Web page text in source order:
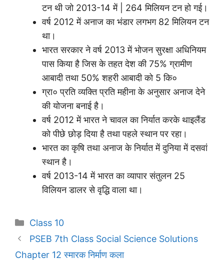
टन थी जो 2013-14 में | 264 मिलियन टन हो गई।
वर्ष 2012 में अनाज का भंडार लगभग 82 मिलियन टन
था।
भारत सरकार ने वर्ष 2013 में भोजन सुरक्षा अधिनियम
पास किया है जिस के तहत देश की 75% ग्रामीण
आबादी तथा 50% शहरी आबादी को 5 कि०
ग्रा० प्रति व्यक्ति प्रति महीना के अनुसार अनाज देने
की योजना बनाई है।
वर्ष 2012 में भारत ने चावल का निर्यात करके थाइलैंड
को पीछे छोड़ दिया है तथा पहले स्थान पर रहा।
भारत का कृषि तथा अनाज के निर्यात में दुनिया में दसवां
स्थान है।
वर्ष 2013-14 में भारत का व्यापार संतुलन 25
विलियन डालर से वृद्धि वाला था।
Categories
Class 10
PSEB 7th Class Social Science Solutions
Chapter 12 स्मारक निर्माण कला